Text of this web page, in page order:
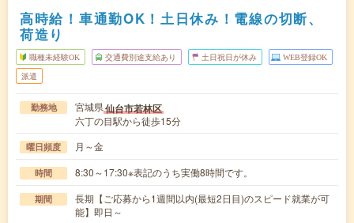
高時給！車通勤OK！土日休み！電線の切断、
荷造り
職種未経験OK 交通費別途支給あり 土日祝日が休み WEB登録OK
派遣
勤務地 宮城県仙台市若林区
六丁の目駅から徒歩15分
曜日頻度 月～金
時間 8:30～17:30※表記のうち実働8時間です。
期間
長期【ご応募から1週間以内(最短2日目)のスピード就業が可
能】即日～